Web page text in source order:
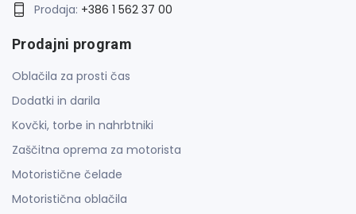
Prodaja: +386 1 562 37 00
Prodajni program
Oblačila za prosti čas
Dodatki in darila
Kovčki, torbe in nahrbtniki
Zaščitna oprema za motorista
Motoristične čelade
Motoristična oblačila